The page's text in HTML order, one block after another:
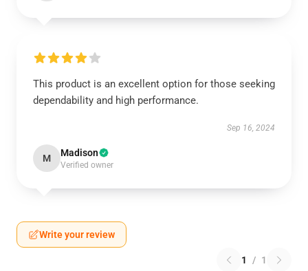
This product is an excellent option for those seeking
dependability and high performance.
Sep 16, 2024
M Madison
Verified owner
Write your review
1 / 1